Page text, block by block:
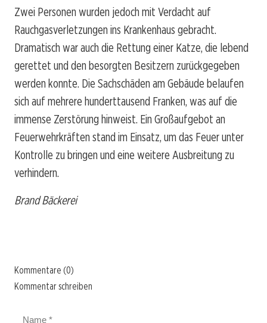
Zwei Personen wurden jedoch mit Verdacht auf
Rauchgasverletzungen ins Krankenhaus gebracht.
Dramatisch war auch die Rettung einer Katze, die lebend
gerettet und den besorgten Besitzern zurückgegeben
werden konnte. Die Sachschäden am Gebäude belaufen
sich auf mehrere hunderttausend Franken, was auf die
immense Zerstörung hinweist. Ein Großaufgebot an
Feuerwehrkräften stand im Einsatz, um das Feuer unter
Kontrolle zu bringen und eine weitere Ausbreitung zu
verhindern.
Brand Bäckerei
Kommentare (0)
Kommentar schreiben